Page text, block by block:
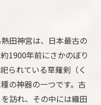
田神宮は、日本最古の
1900年前にさかのぼり
られている草薙剣（く
の神器の一つです。古
訪れ、その中には織田